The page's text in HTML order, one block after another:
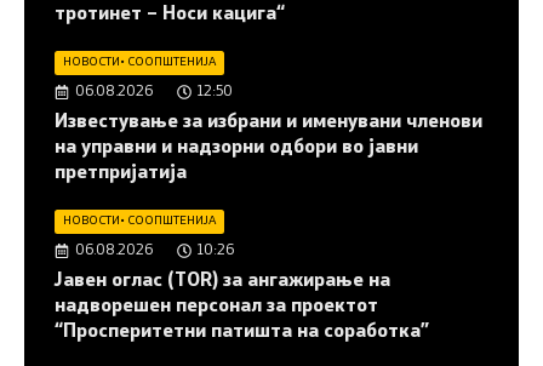
тротинет – Носи кацига“
НОВОСТИ• СООПШТЕНИЈА
06.08.2026 12:50
Известување за избрани и именувани членови
на управни и надзорни одбори во јавни
претпријатија
НОВОСТИ• СООПШТЕНИЈА
06.08.2026 10:26
Јавен оглас (ТОR) за ангажирање на
надворешен персонал за проектот
“Просперитетни патишта на соработка”